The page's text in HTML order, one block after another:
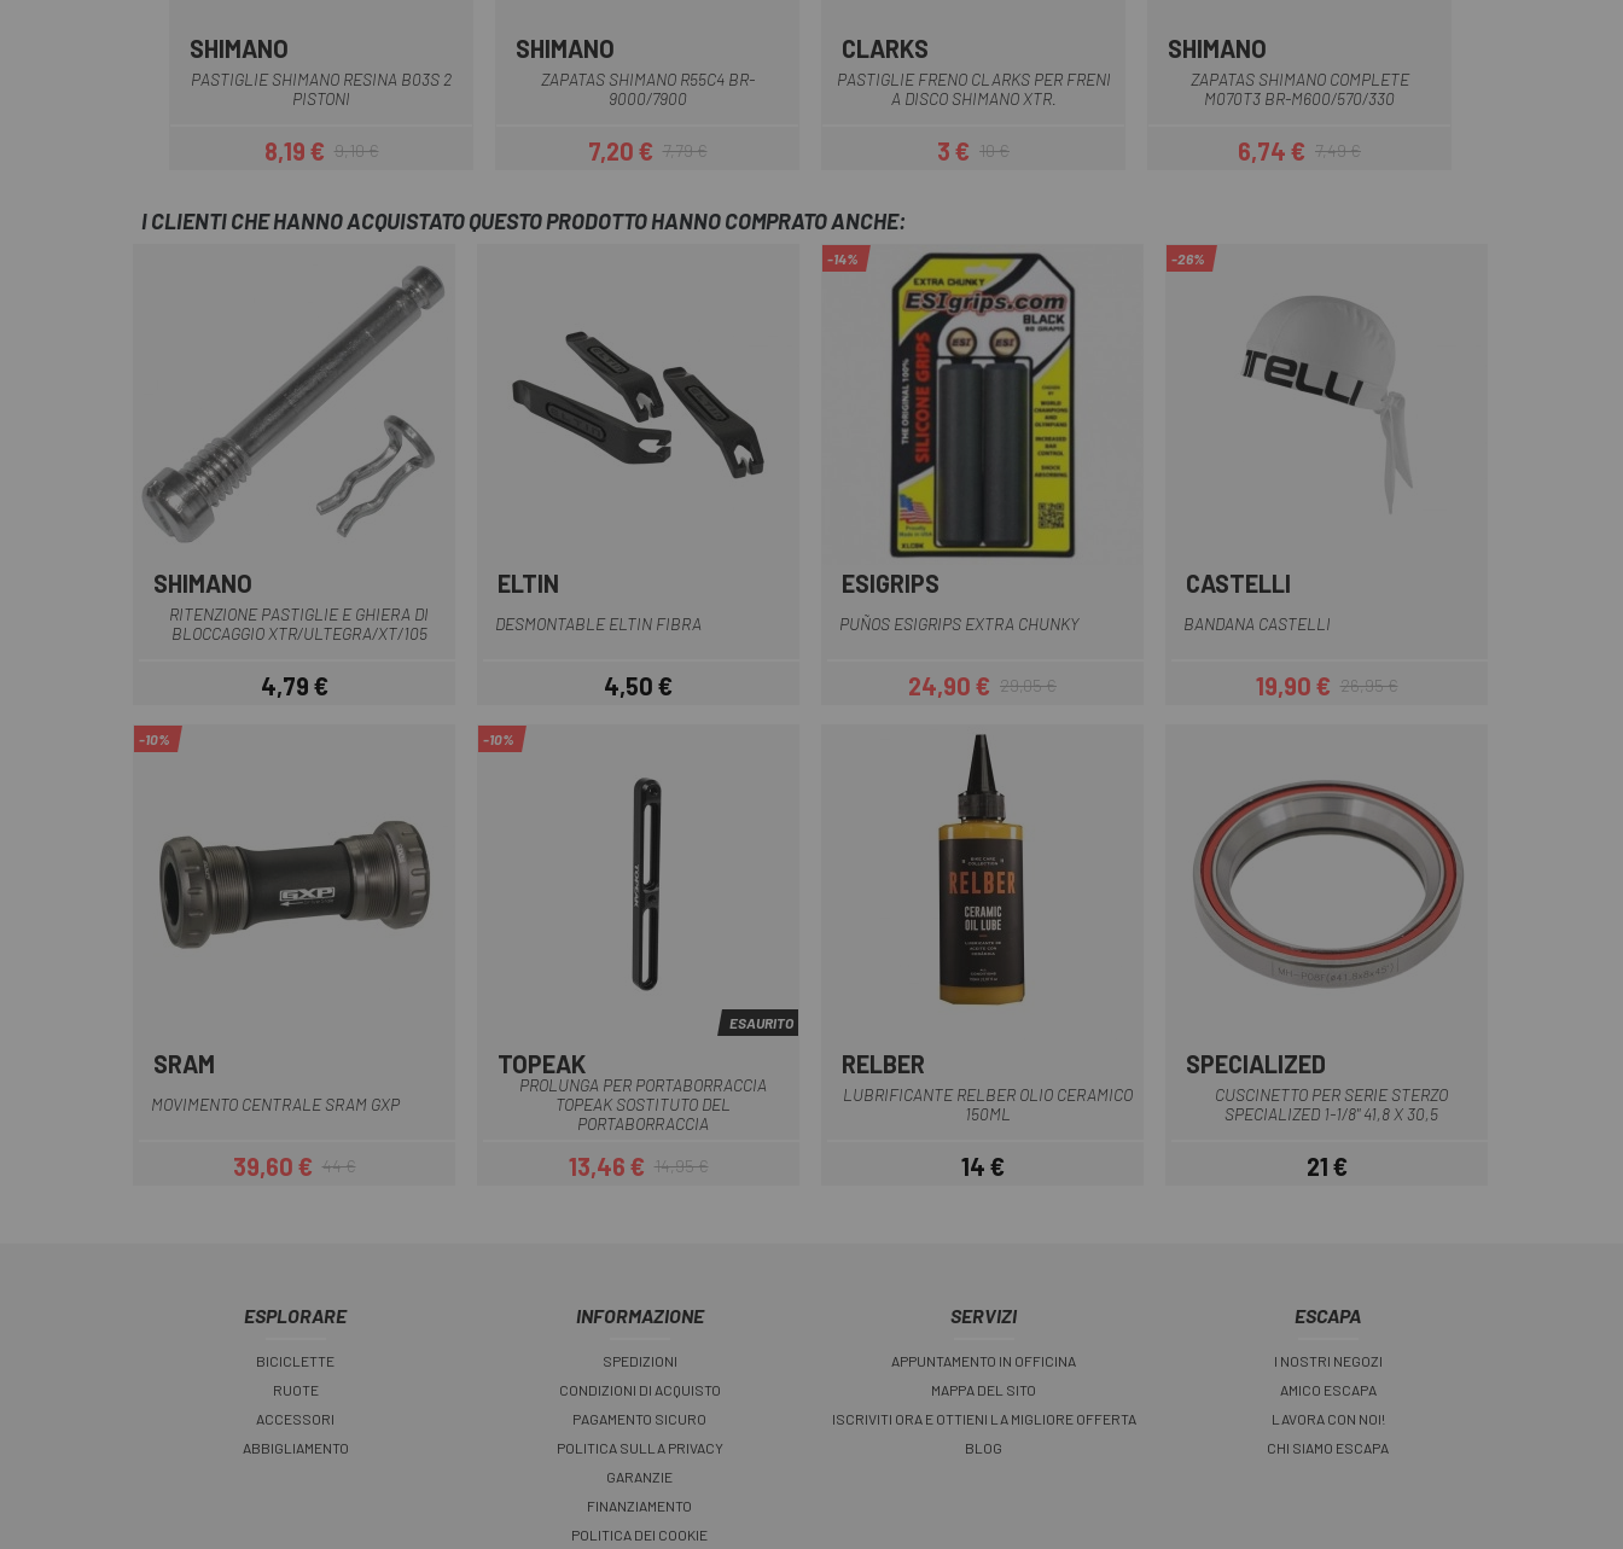
SHIMANO
PASTIGLIE SHIMANO RESINA B03S 2
PISTONI
Prezzo
8,19 €Prezzo base
9,10 €
SHIMANO
ZAPATAS SHIMANO R55C4 BR-
9000/7900
Prezzo
7,20 €Prezzo base
7,79 €
CLARKS
PASTIGLIE FRENO CLARKS PER FRENI
A DISCO SHIMANO XTR.
Prezzo
3 € Prezzo base
10 €
SHIMANO
ZAPATAS SHIMANO COMPLETE
M070T3 BR-M600/570/330
Prezzo
6,74 €Prezzo base
7,49 €
I CLIENTI CHE HANNO ACQUISTATO QUESTO PRODOTTO HANNO COMPRATO ANCHE:
SHIMANO
RITENZIONE PASTIGLIE E GHIERA DI
BLOCCAGGIO XTR/ULTEGRA/XT/105
Prezzo
4,79 €
ELTIN
DESMONTABLE ELTIN FIBRA
Prezzo
4,50 €
Arancia
-14%
ESIGRIPS
PUÑOS ESIGRIPS EXTRA CHUNKY
Prezzo
24,90 €Prezzo base
29,05 €
-26%
CASTELLI
BANDANA CASTELLI
Prezzo
19,90 €Prezzo base
26,95 €
-10%
SRAM
MOVIMENTO CENTRALE SRAM GXP
Prezzo
39,60 €Prezzo base
44 €
-10%
ESAURITO
TOPEAK
PROLUNGA PER PORTABORRACCIA
TOPEAK SOSTITUTO DEL
PORTABORRACCIA
Prezzo
13,46 €Prezzo base
14,95 €
RELBER
LUBRIFICANTE RELBER OLIO CERAMICO
150ML
Prezzo
14 €
Multiplo
SPECIALIZED
CUSCINETTO PER SERIE STERZO
SPECIALIZED 1-1/8" 41,8 X 30,5
Prezzo
21 €
ESPLORARE
BICICLETTE
RUOTE
ACCESSORI
ABBIGLIAMENTO
INFORMAZIONE
SPEDIZIONI
CONDIZIONI DI ACQUISTO
PAGAMENTO SICURO
POLITICA SULLA PRIVACY
GARANZIE
FINANZIAMENTO
POLITICA DEI COOKIE
SERVIZI
APPUNTAMENTO IN OFFICINA
MAPPA DEL SITO
ISCRIVITI ORA E OTTIENI LA MIGLIORE OFFERTA
BLOG
ESCAPA
I NOSTRI NEGOZI
AMICO ESCAPA
LAVORA CON NOI!
CHI SIAMO ESCAPA